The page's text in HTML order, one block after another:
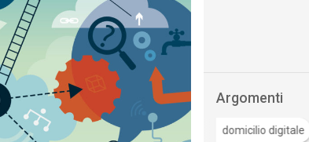
Argomenti
domicilio digitale